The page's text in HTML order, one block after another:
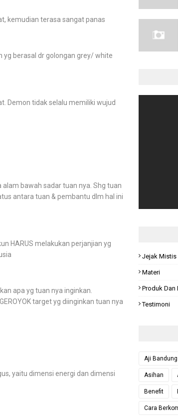
kemudian terasa sangat panas
yg berasal dr golongan grey/ white
Demon tidak selalu memiliki wujud
bawah sadar tuan nya. Shg tuan
antara tuan & pembantu dlm hal ini
HARUS melakukan perjanjian yg
apa yg tuan nya inginkan.
target yg diinginkan tuan nya
yaitu dimensi energi dan dimensi
Jejak Mistis
Materi
Produk Dan
Testimoni
Aji
Asihan
Benefit
Cara